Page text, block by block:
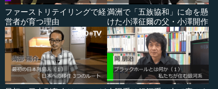
ファーストリテイリングで経
営者が育つ理由
満洲で「五族協和」に命を懸
けた小澤征爾の父・小澤開作